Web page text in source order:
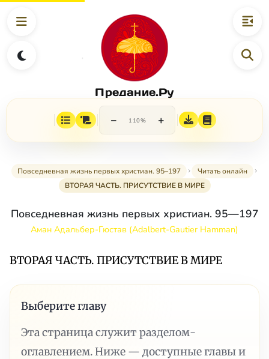
Предание.Ру
− 110% +
Повседневная жизнь первых христиан. 95–197
Читать онлайн
ВТОРАЯ ЧАСТЬ. ПРИСУТСТВИЕ В МИРЕ
Повседневная жизнь первых христиан. 95—197
Аман Адальбер-Гюстав (Adalbert-Gautier Hamman)
ВТОРАЯ ЧАСТЬ. ПРИСУТСТВИЕ В МИРЕ
Выберите главу
Эта страница служит разделом-
оглавлением. Ниже — доступные главы и